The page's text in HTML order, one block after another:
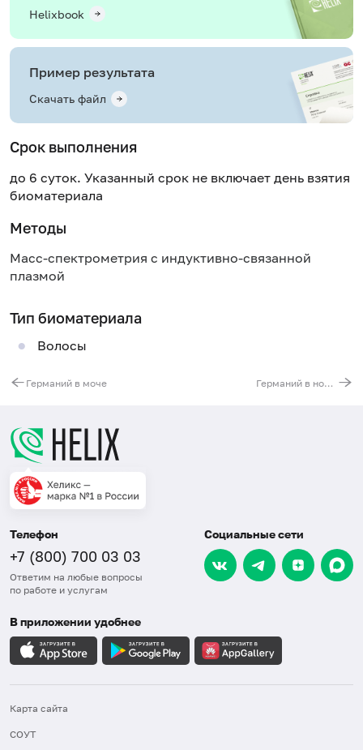
Helixbook
Пример результата
Скачать файл
Срок выполнения
до 6 суток. Указанный срок не включает день взятия
биоматериала
Методы
Масс-спектрометрия с индуктивно-связанной
плазмой
Тип биоматериала
Волосы
Германий в моче Германий в ногтях
Телефон
+7 (800) 700 03 03
Ответим на любые вопросы
по работе и услугам
Социальные сети
В приложении удобнее
Карта сайта
СОУТ